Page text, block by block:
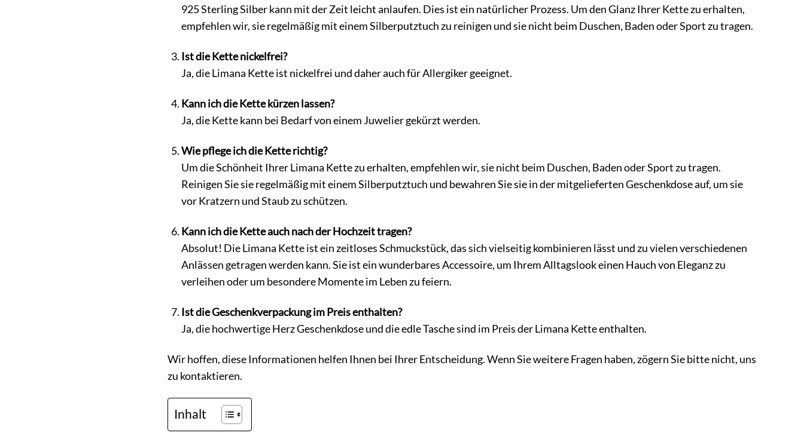
925 Sterling Silber kann mit der Zeit leicht anlaufen. Dies ist ein natürlicher Prozess. Um den Glanz Ihrer Kette zu erhalten,
empfehlen wir, sie regelmäßig mit einem Silberputztuch zu reinigen und sie nicht beim Duschen, Baden oder Sport zu tragen.
Ist die Kette nickelfrei?
Ja, die Limana Kette ist nickelfrei und daher auch für Allergiker geeignet.
Kann ich die Kette kürzen lassen?
Ja, die Kette kann bei Bedarf von einem Juwelier gekürzt werden.
Wie pflege ich die Kette richtig?
Um die Schönheit Ihrer Limana Kette zu erhalten, empfehlen wir, sie nicht beim Duschen, Baden oder Sport zu tragen.
Reinigen Sie sie regelmäßig mit einem Silberputztuch und bewahren Sie sie in der mitgelieferten Geschenkdose auf, um sie
vor Kratzern und Staub zu schützen.
Kann ich die Kette auch nach der Hochzeit tragen?
Absolut! Die Limana Kette ist ein zeitloses Schmuckstück, das sich vielseitig kombinieren lässt und zu vielen verschiedenen
Anlässen getragen werden kann. Sie ist ein wunderbares Accessoire, um Ihrem Alltagslook einen Hauch von Eleganz zu
verleihen oder um besondere Momente im Leben zu feiern.
Ist die Geschenkverpackung im Preis enthalten?
Ja, die hochwertige Herz Geschenkdose und die edle Tasche sind im Preis der Limana Kette enthalten.
Wir hoffen, diese Informationen helfen Ihnen bei Ihrer Entscheidung. Wenn Sie weitere Fragen haben, zögern Sie bitte nicht, uns
zu kontaktieren.
Inhalt